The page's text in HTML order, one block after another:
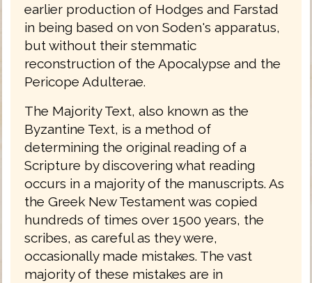
earlier production of Hodges and Farstad
in being based on von Soden's apparatus,
but without their stemmatic
reconstruction of the Apocalypse and the
Pericope Adulterae.
The Majority Text, also known as the
Byzantine Text, is a method of
determining the original reading of a
Scripture by discovering what reading
occurs in a majority of the manuscripts. As
the Greek New Testament was copied
hundreds of times over 1500 years, the
scribes, as careful as they were,
occasionally made mistakes. The vast
majority of these mistakes are in